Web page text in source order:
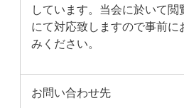
しています。当会に於いて
にて対応致しますので事前に
みください。
お問い合わせ先